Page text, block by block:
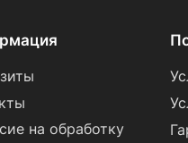
на обработку